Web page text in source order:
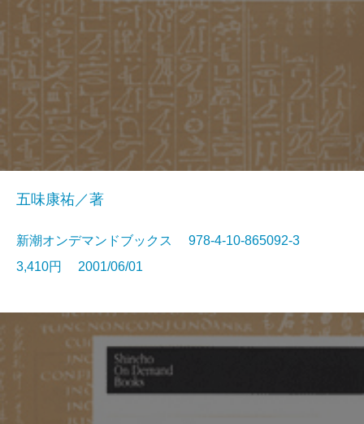
五味康祐／著
新潮オンデマンドブックス 978-4-10-865092-3
3,410円 2001/06/01